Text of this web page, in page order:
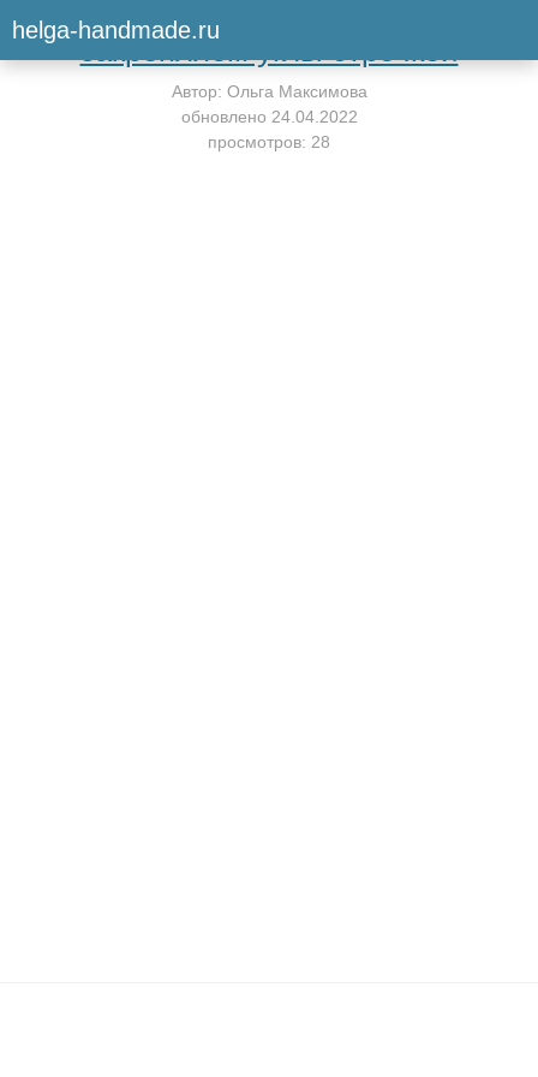
helga-handmade.ruВернуться к мастер-классу
закрепляем углы строчкой
Автор: Ольга Максимова
обновлено 24.04.2022
просмотров: 28